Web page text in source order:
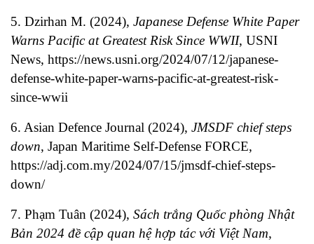
5. Dzirhan M. (2024), Japanese Defense White Paper
Warns Pacific at Greatest Risk Since WWII, USNI
News, https://news.usni.org/2024/07/12/japanese-
defense-white-paper-warns-pacific-at-greatest-risk-
since-wwii
6. Asian Defence Journal (2024), JMSDF chief steps
down, Japan Maritime Self-Defense FORCE,
https://adj.com.my/2024/07/15/jmsdf-chief-steps-
down/
7. Phạm Tuân (2024), Sách trắng Quốc phòng Nhật
Bản 2024 đề cập quan hệ hợp tác với Việt Nam,